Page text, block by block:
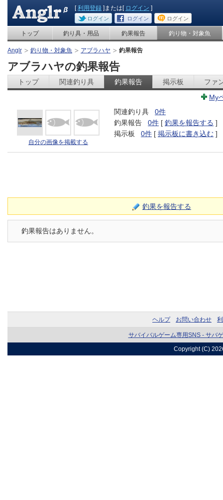
[利用登録 ]または[ ログイン ]
ログイン ログイン ログイン
トップ 釣り具・用品 釣果報告 釣り物・対象魚
Anglr 釣り物・対象魚 アブラハヤ 釣果報告
アブラハヤの釣果報告
トップ 関連釣り具 釣果報告 掲示板
ファ
My
自分の画像を掲載する
関連釣り具
0件
釣果報告
0件 [ 釣果を報告する ]
掲示板
0件 [ 掲示板に書き込む ]
釣果を報告する
釣果報告はありません。
ヘルプ お問い合わせ
サバイバルゲーム専用SNS - サバ
Copyright (C)